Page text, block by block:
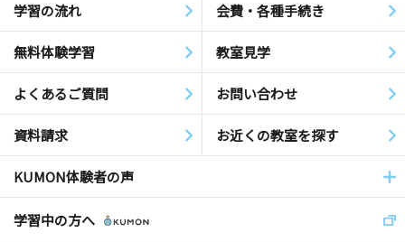
学習の流れ 会費・各種手続き
無料体験学習 教室見学
よくあるご質問 お問い合わせ
資料請求 お近くの教室を探す
KUMON体験者の声
学習中の方へ